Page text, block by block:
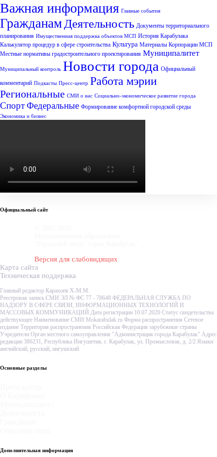
Важная информация Главные события
Гражданам Деятельность Документы территориального
планирования Имущественная поддержка объектов МСП История Карабулака
Калькулятор процедур в сфере строительства Культура Материалы Корпорации МСП
Местные нормативы градостроительного проектирования Муниципалитет
Муниципальный контроль Новости города Официальный
комментарий Подкасты Пресс-центр Работа мэрии
Региональные СМИ о нас Социально-экономическое развитие города
СпортФедеральные Формирование комфортной городской среды
Экономика и бизнес
Официальный сайт
Версия для слабовидящих
Карта сайта
Техническая поддержка
Главный редактор Карахоев Х-М.М.
Реестровая запись СМИ ЭЛ № ФС 77 - 78648 ФЕДЕРАЛЬНАЯ СЛУЖБА ПО
НАДЗОРУ В СФЕРЕ СВЯЗИ, ИНФОРМАЦИОННЫХ ТЕХНОЛОГИЙ И
МАССОВЫХ КОММУНИКАЦИЙ Дата регистрации 10.07.2020 Статус свидетельства
действующее Наименование СМИ Mokarabulak.ru Форма распространения Сетевое
издание Территория распространения Российская Федерация зарубежные страны
Учредители Орган местного самоуправления "Администрация города Карабулак" Адрес
редакции 386231, Республика Ингушетия, г. Карабулак, ул. Промысловая, д. 2/2 Языки
английский, русский, ингушский
Основные разделы
Дополнительная информация